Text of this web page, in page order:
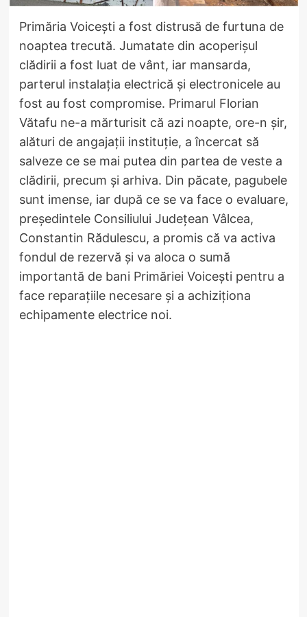
Primăria Voicești a fost distrusă de furtuna de
noaptea trecută. Jumatate din acoperișul
clădirii a fost luat de vânt, iar mansarda,
parterul instalația electrică și electronicele au
fost au fost compromise. Primarul Florian
Vătafu ne-a mărturisit că azi noapte, ore-n șir,
alături de angajații instituție, a încercat să
salveze ce se mai putea din partea de veste a
clădirii, precum și arhiva. Din păcate, pagubele
sunt imense, iar după ce se va face o evaluare,
președintele Consiliului Județean Vâlcea,
Constantin Rădulescu, a promis că va activa
fondul de rezervă și va aloca o sumă
importantă de bani Primăriei Voicești pentru a
face reparațiile necesare și a achiziționa
echipamente electrice noi.